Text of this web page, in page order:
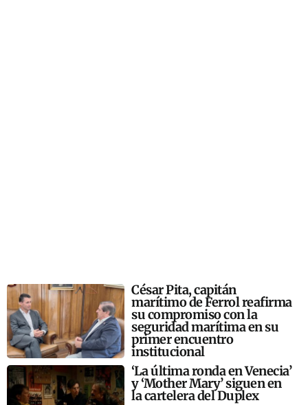
César Pita, capitán
marítimo de Ferrol reafirma
su compromiso con la
seguridad marítima en su
primer encuentro
institucional
‘La última ronda en Venecia’
y ‘Mother Mary’ siguen en
la cartelera del Duplex